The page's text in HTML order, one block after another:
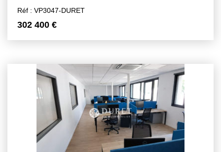
Réf : VP3047-DURET
302 400 €